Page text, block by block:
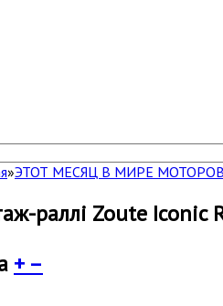
»ЭТОТ МЕСЯЦ В МИРЕ
раллі Zoute
+ –